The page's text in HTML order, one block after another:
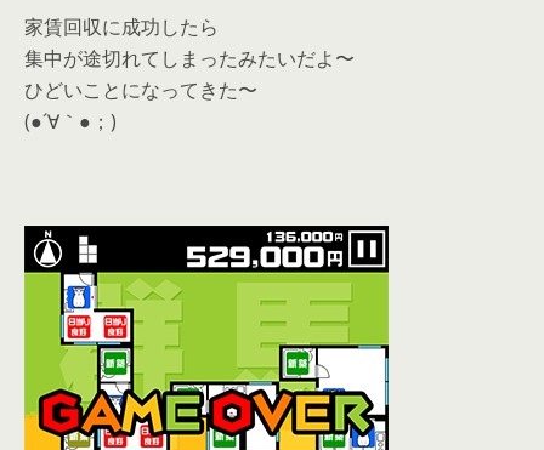
家賃回収に成功したら
集中が途切れてしまったみたいだよ〜
ひどいことになってきた〜
(●´∀｀●；)